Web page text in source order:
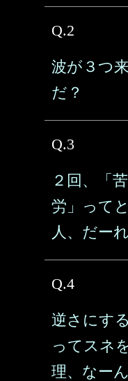
Q.2
波が３つ
だ？
Q.3
２回、「
労」って
人、だー
Q.4
逆さにす
ってスネ
理、なー